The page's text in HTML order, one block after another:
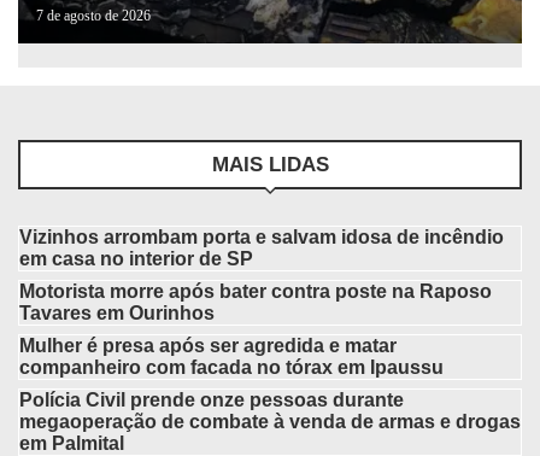
7 de agosto de 2026
MAIS LIDAS
Vizinhos arrombam porta e salvam idosa de incêndio
em casa no interior de SP
Motorista morre após bater contra poste na Raposo
Tavares em Ourinhos
Mulher é presa após ser agredida e matar
companheiro com facada no tórax em Ipaussu
Polícia Civil prende onze pessoas durante
megaoperação de combate à venda de armas e drogas
em Palmital